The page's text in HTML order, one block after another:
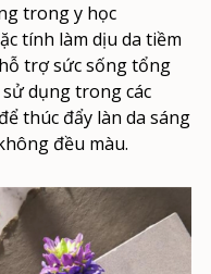
trong y học
tính làm dịu da tiềm
trợ sức sống tổng
dụng trong các
thúc đẩy làn da sáng
đều màu.